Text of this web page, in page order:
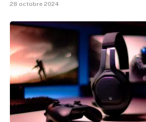
28 octobre 2024